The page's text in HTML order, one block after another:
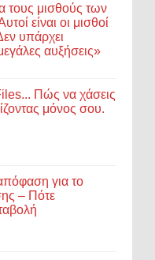
τους μισθούς των
είναι οι μισθοί
υπάρχει
αυξήσεις»
Πώς να χάσεις
μόνος σου.
για το
– Πότε